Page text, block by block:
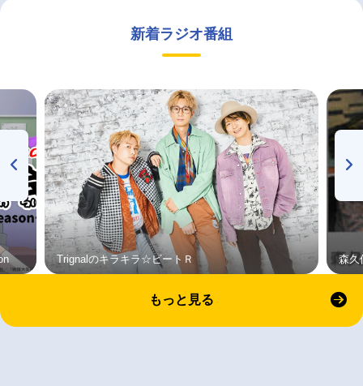
新着ラジオ番組
Trignalのキラキラ☆ビートＲ 森久
もっと見る